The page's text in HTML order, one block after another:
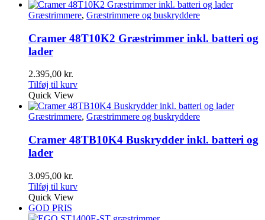
Græstrimmere, Græstrimmere og buskryddere
Cramer 48T10K2 Græstrimmer inkl. batteri og
lader
2.395,00 kr.
Tilføj til kurv
Quick View
Græstrimmere, Græstrimmere og buskryddere
Cramer 48TB10K4 Buskrydder inkl. batteri og
lader
3.095,00 kr.
Tilføj til kurv
Quick View
GOD PRIS